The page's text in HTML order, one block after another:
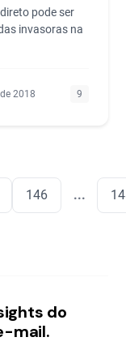
pode ser
invasoras na
2018 9
146 ...
do
mail.